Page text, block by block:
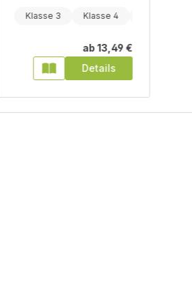
Klasse 3 Klasse 4
ab13,49 €
Details